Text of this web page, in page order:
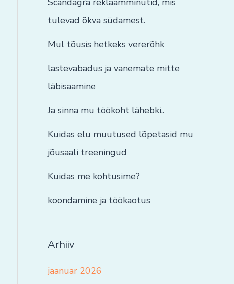
Scandagra reklaamminutid, mis
tulevad õkva südamest.
Mul tõusis hetkeks vererõhk
lastevabadus ja vanemate mitte
läbisaamine
Ja sinna mu töökoht lähebki..
Kuidas elu muutused lõpetasid mu
jõusaali treeningud
Kuidas me kohtusime?
koondamine ja töökaotus
Arhiiv
jaanuar 2026